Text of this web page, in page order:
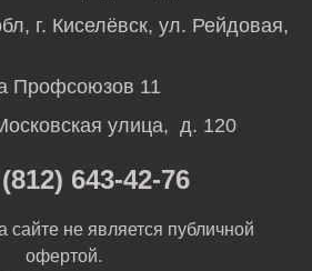
г. Киселёвск, ул. Рейдовая,
Профсоюзов 11
улица, д. 120
643-42-76
не является публичной
офертой.